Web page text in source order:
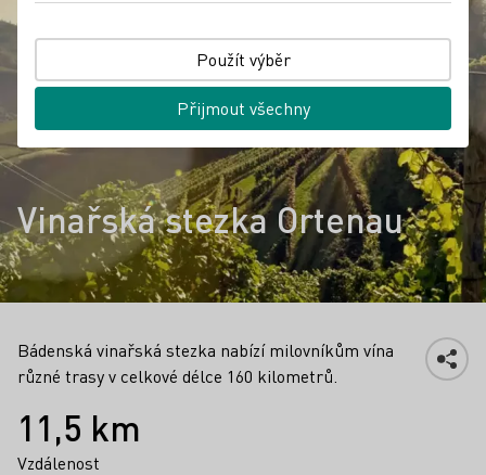
Vinařská stezka Ortenau
Bádenská vinařská stezka nabízí milovníkům vína
různé trasy v celkové délce 160 kilometrů.
Fakta
11,5 km
Vzdálenost
Použít výběr
Přijmout všechny